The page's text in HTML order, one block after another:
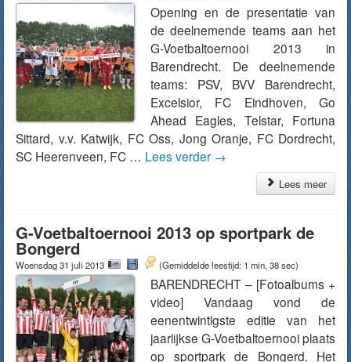
Opening en de presentatie van
de deelnemende teams aan het
G-Voetbaltoernooi 2013 in
Barendrecht. De deelnemende
teams: PSV, BVV Barendrecht,
Excelsior, FC Eindhoven, Go
Ahead Eagles, Telstar, Fortuna
Sittard, v.v. Katwijk, FC Oss, Jong Oranje, FC Dordrecht,
SC Heerenveen, FC … Lees verder →
Lees meer
G-Voetbaltoernooi 2013 op sportpark de
Bongerd
Woensdag 31 juli 2013 (Gemiddelde leestijd: 1 min, 38 sec)
BARENDRECHT – [Fotoalbums +
video] Vandaag vond de
eenentwintigste editie van het
jaarlijkse G-Voetbaltoernooi plaats
op sportpark de Bongerd. Het